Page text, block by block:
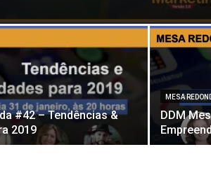
#42 – Tendências &
2019
MESA
DDM